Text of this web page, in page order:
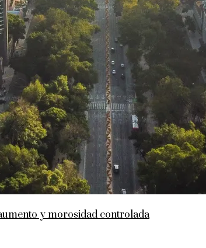
y morosidad controlada